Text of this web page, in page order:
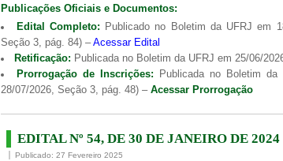
Publicações Oficiais e Documentos:
Edital Completo: Publicado no Boletim da UFRJ em
Seção 3, pág. 84) –Acessar Edital
Retificação: Publicada no Boletim da UFRJ em 25/06/
Prorrogação de Inscrições: Publicada no Boletim da
28/07/2026, Seção 3, pág. 48) – Acessar Prorrogação
EDITAL Nº 54, DE 30 DE JANEIRO DE 2024
Publicado: 27 Fevereiro 2025